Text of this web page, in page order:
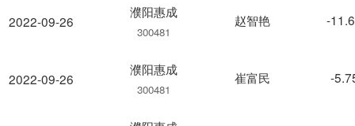
2022-09-26
2022-09-26
濮阳惠成
300481
赵智艳 -
濮阳惠成
300481
崔富民 -